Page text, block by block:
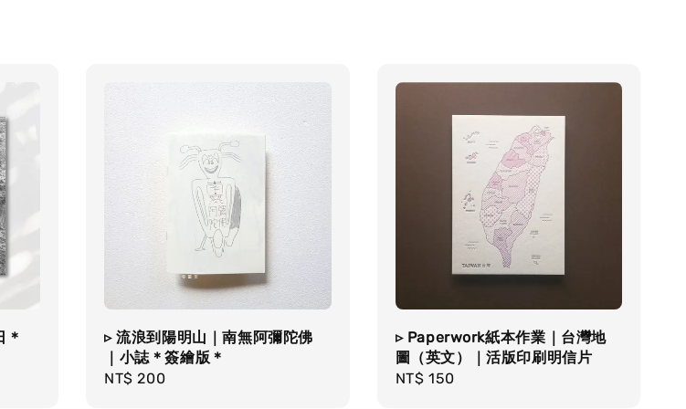
＊
▹ 流浪到陽明山｜南無阿彌陀佛
｜小誌＊簽繪版＊
Regular
NT$ 200
▹ Paperwork紙本作業｜台灣地
圖（英文）｜活版印刷明信片
Regular
NT$ 150